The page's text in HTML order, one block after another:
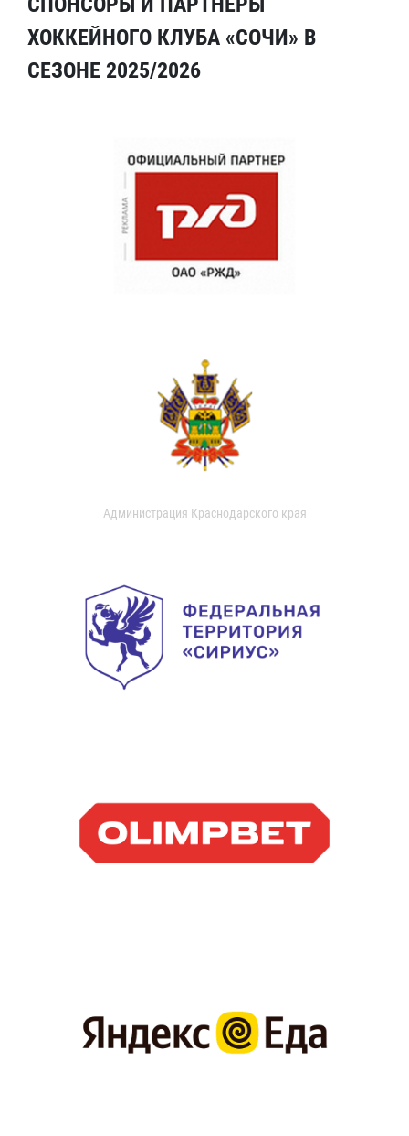
ХОККЕЙНОГО КЛУБА «СОЧИ» В
СЕЗОНЕ 2025/2026
Администрация Краснодарского края